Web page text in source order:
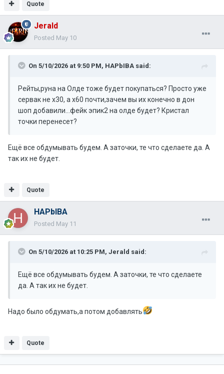
Quote
Jerald
Posted May 10
On 5/10/2026 at 9:50 PM, HAPbIBA said:
Рейты,руна на Олде тоже будет покупаться? Просто уже
сервак не х30, а х60 почти,зачем вы их конечно в дон
шоп добавили...фейк эпик2 на олде будет? Кристал
точки перенесет?
Ещё все обдумывать будем. А заточки, те что сделаете да. А
так их не будет.
Quote
HAPbIBA
Posted May 11
On 5/10/2026 at 10:25 PM, Jerald said:
Ещё все обдумывать будем. А заточки, те что сделаете
да. А так их не будет.
Надо было обдумать,а потом добавлять
Quote